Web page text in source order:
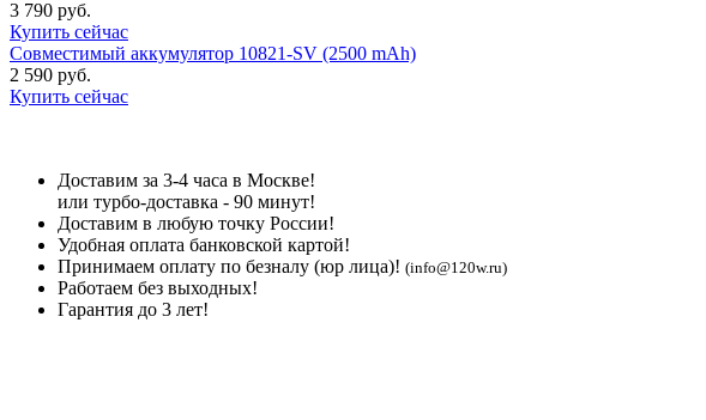
3 790 руб.
Купить сейчас
Совместимый аккумулятор 10821-SV (2500 mAh)
2 590 руб.
Купить сейчас
Доставим за 3-4 часа в Москве!
или турбо-доставка - 90 минут!
Доставим в любую точку России!
Удобная оплата банковской картой!
Принимаем оплату по безналу (юр лица)! (info@120w.ru)
Работаем без выходных!
Гарантия до 3 лет!